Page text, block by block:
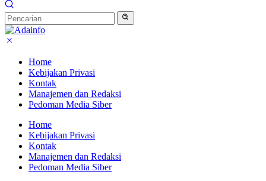
Home
Kebijakan Privasi
Kontak
Manajemen dan Redaksi
Pedoman Media Siber
Home
Kebijakan Privasi
Kontak
Manajemen dan Redaksi
Pedoman Media Siber